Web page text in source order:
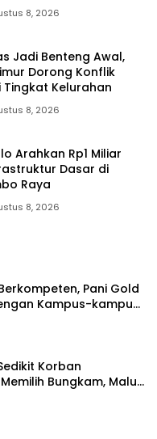
8, 2026
Jadi Benteng Awal,
Dorong Konflik
Tingkat Kelurahan
8, 2026
Arahkan Rp1 Miliar
Dasar di
Raya
8, 2026
Pani Gold
Kampus-kampus
Korban
Bungkam, Malu